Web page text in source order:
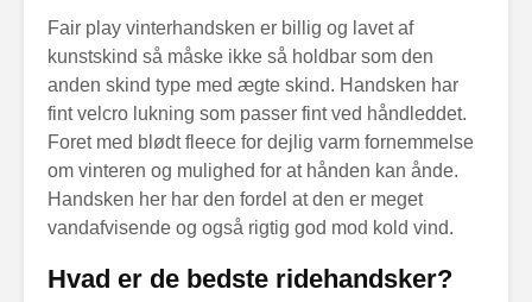
Fair play vinterhandsken er billig og lavet af
kunstskind så måske ikke så holdbar som den
anden skind type med ægte skind. Handsken har
fint velcro lukning som passer fint ved håndleddet.
Foret med blødt fleece for dejlig varm fornemmelse
om vinteren og mulighed for at hånden kan ånde.
Handsken her har den fordel at den er meget
vandafvisende og også rigtig god mod kold vind.
Hvad er de bedste ridehandsker?